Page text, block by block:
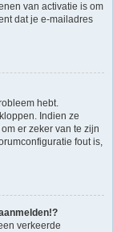
van activatie is om
dat je e-mailadres
hebt.
Indien ze
er zeker van te zijn
fout is,
verkeerde